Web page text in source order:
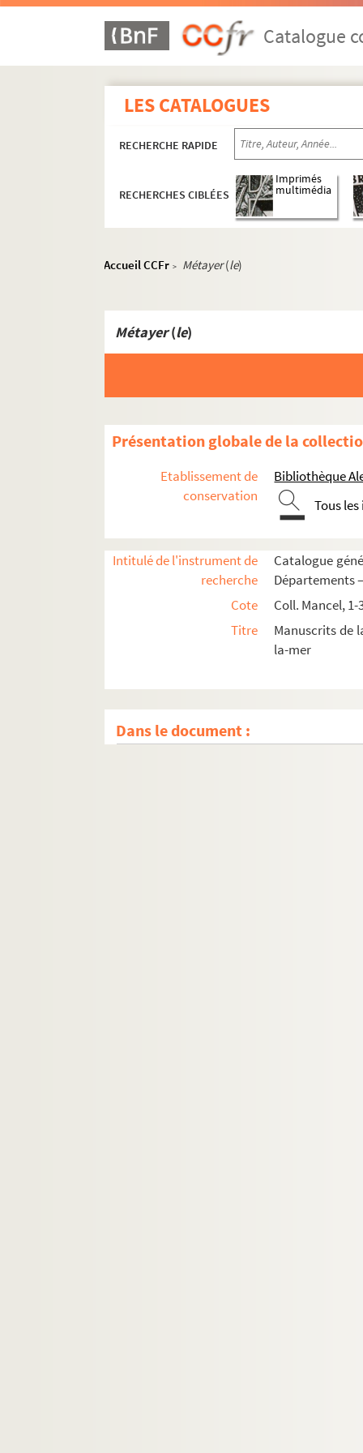
Catalogue
LES CATALOGUES
RECHERCHE RAPIDE
RECHERCHES CIBLÉES
Imprimés
multimédia
Accueil CCFr > Métayer(le)
Métayer(le)
Présentation globale de la
Etablissement de
conservation
Bibliothèque
Tous
Intitulé de l'instrument de
recherche
Catalogue
Départements
Cote
Coll. Mancel, 1-
Titre
Manuscrits de
la-mer
Dans le document :